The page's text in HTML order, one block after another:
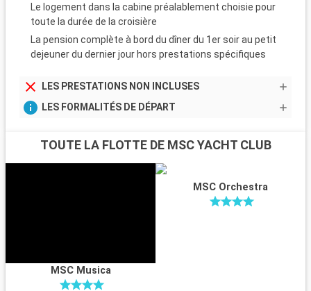
Le logement dans la cabine préalablement choisie pour
toute la durée de la croisière
La pension complète à bord du dîner du 1er soir au petit
dejeuner du dernier jour hors prestations spécifiques
LES PRESTATIONS NON INCLUSES
LES FORMALITÉS DE DÉPART
TOUTE LA FLOTTE DE MSC YACHT CLUB
MSC Musica
MSC Orchestra